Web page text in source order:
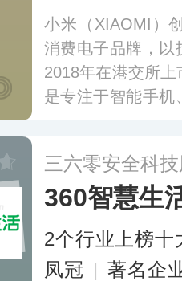
小米（XIAOMI）
消费电子品牌，以
2018年在港交所
是专注于智能手机
业，产品遍布全球
三六零安全科
360智慧生
2个行业上榜十
凤冠 | 著名企